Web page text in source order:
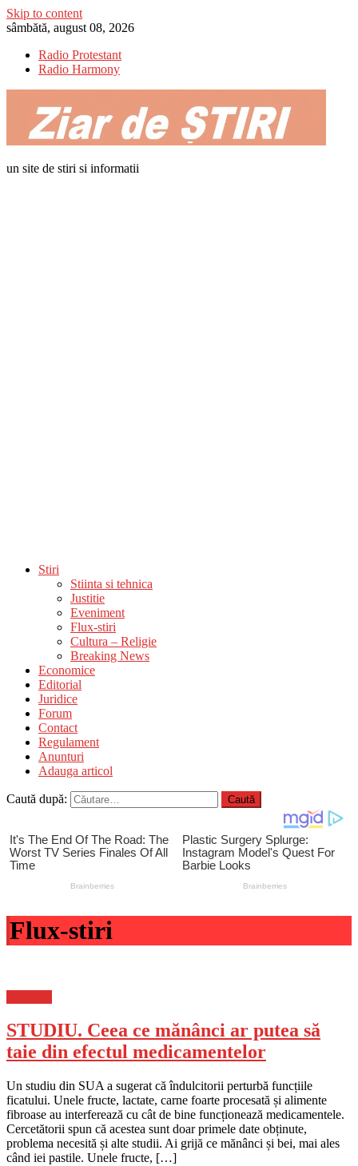
Skip to content
sâmbătă, august 08, 2026
Radio Protestant
Radio Harmony
un site de stiri si informatii
Stiri
Stiinta si tehnica
Justitie
Eveniment
Flux-stiri
Cultura – Religie
Breaking News
Economice
Editorial
Juridice
Forum
Contact
Regulament
Anunturi
Adauga articol
Caută după:
Flux-stiri
STUDIU. Ceea ce mănânci ar putea să
taie din efectul medicamentelor
Un studiu din SUA a sugerat că îndulcitorii perturbă funcțiile
ficatului. Unele fructe, lactate, carne foarte procesată și alimente
fibroase au interferează cu cât de bine funcționează medicamentele.
Cercetătorii spun că acestea sunt doar primele date obținute,
problema necesită și alte studii. Ai grijă ce mănânci și bei, mai ales
când iei pastile. Unele fructe, […]